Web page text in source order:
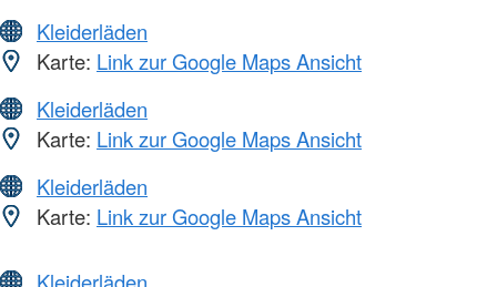
Kleiderläden
Karte: Link zur Google Maps Ansicht
Kleiderläden
Karte: Link zur Google Maps Ansicht
Kleiderläden
Karte: Link zur Google Maps Ansicht